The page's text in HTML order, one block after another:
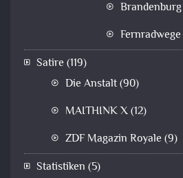
Brandenburg
Fernradwege
Satire (119)
Die Anstalt(90)
MAITHINK X(12)
ZDF Magazin Royale (9)
Statistiken (5)